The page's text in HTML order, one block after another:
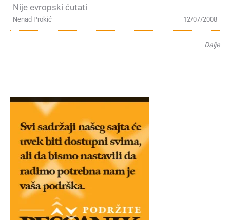
Nije evropski ćutati
12/07/2008
Nenad Prokić
Dalje